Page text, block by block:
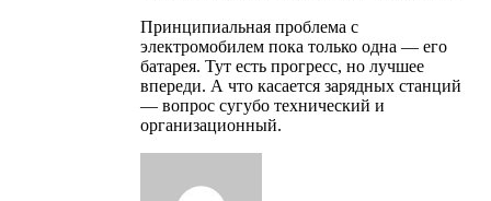
Принципиальная проблема с
электромобилем пока только одна — его
батарея. Тут есть прогресс, но лучшее
впереди. А что касается зарядных станций
— вопрос сугубо технический и
организационный.